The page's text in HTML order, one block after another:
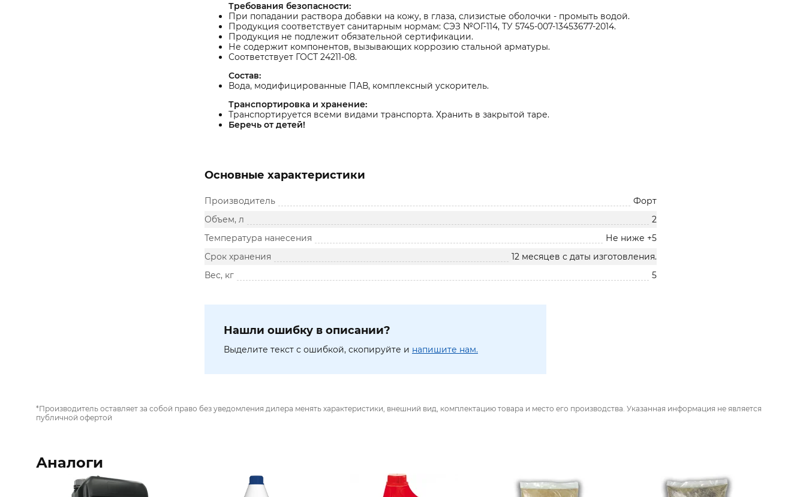
Требования безопасности:
При попадании раствора добавки на кожу, в глаза, слизистые оболочки - промыть водой.
Продукция соответствует санитарным нормам: СЭЗ №ОГ-114, ТУ 5745-007-13453677-2014.
Продукция не подлежит обязательной сертификации.
Не содержит компонентов, вызывающих коррозию стальной арматуры.
Соответствует ГОСТ 24211-08.
Состав:
Вода, модифицированные ПАВ, комплексный ускоритель.
Транспортировка и хранение:
Транспортируется всеми видами транспорта. Хранить в закрытой таре.
Беречь от детей!
Основные характеристики
Производитель
Форт
Объем, л
2
Температура нанесения
Не ниже +5
Срок хранения
12 месяцев с даты изготовления.
Вес, кг
5
Нашли ошибку в описании?
Выделите текст с ошибкой, скопируйте и напишите нам.
*Производитель оставляет за собой право без уведомления дилера менять характеристики, внешний вид, комплектацию товара и место его производства. Указанная информация не является
публичной офертой
Аналоги